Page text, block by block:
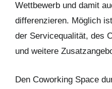
Wettbewerb und damit
differenzieren. Möglich
der Servicequalität, des
und weitere
Den Coworking Space